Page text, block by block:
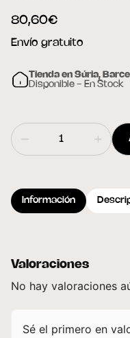
80,60€
Envío gratuito
Tienda en Súria,
Disponible - En Stock
Información
Valoraciones
No hay valoraciones
Sé el primero en